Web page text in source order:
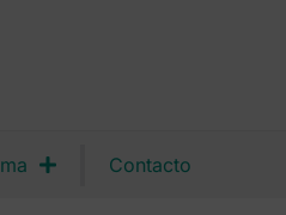
Contacto